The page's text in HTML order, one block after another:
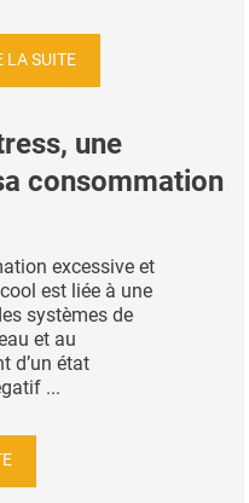
LA SUITE
une
consommation
excessive et
est liée à une
systèmes de
et au
d’un état
...